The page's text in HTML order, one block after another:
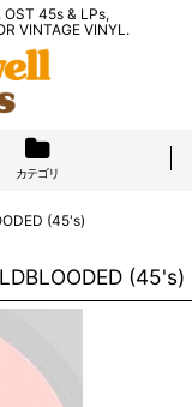
OST 45s & LPs,
VINTAGE VINYL.
カテゴリ
(45's)
(45's)